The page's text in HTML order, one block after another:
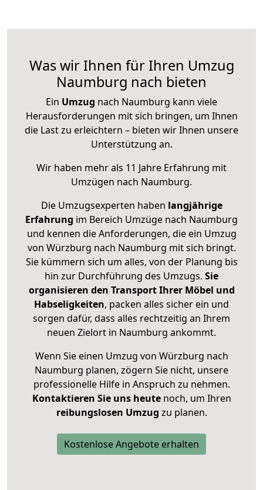
Was wir Ihnen für Ihren Umzug
Naumburg nach bieten
Ein Umzug nach Naumburg kann viele
Herausforderungen mit sich bringen, um Ihnen
die Last zu erleichtern – bieten wir Ihnen unsere
Unterstützung an.
Wir haben mehr als 11 Jahre Erfahrung mit
Umzügen nach Naumburg.
Die Umzugsexperten haben langjährige
Erfahrung im Bereich Umzüge nach Naumburg
und kennen die Anforderungen, die ein Umzug
von Würzburg nach Naumburg mit sich bringt.
Sie kümmern sich um alles, von der Planung bis
hin zur Durchführung des Umzugs. Sie
organisieren den Transport Ihrer Möbel und
Habseligkeiten, packen alles sicher ein und
sorgen dafür, dass alles rechtzeitig an Ihrem
neuen Zielort in Naumburg ankommt.
Wenn Sie einen Umzug von Würzburg nach
Naumburg planen, zögern Sie nicht, unsere
professionelle Hilfe in Anspruch zu nehmen.
Kontaktieren Sie uns heutenoch, um Ihren
reibungslosen Umzug zu planen.
Kostenlose Angebote erhalten